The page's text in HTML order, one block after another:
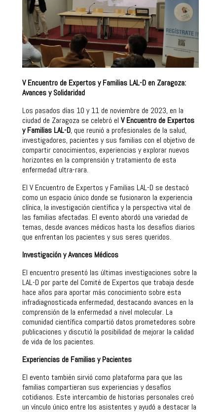
V Encuentro de Expertos y Familias LAL-D en Zaragoza:
Avances y Solidaridad
Los pasados días 10 y 11 de noviembre de 2023, en la
ciudad de Zaragoza se celebró el V Encuentro de Expertos
y Familias LAL-D, que reunió a profesionales de la salud,
investigadores, pacientes y sus familias con el objetivo de
compartir conocimientos, experiencias y explorar nuevos
horizontes en la comprensión y tratamiento de esta
enfermedad ultra-rara.
El V Encuentro de Expertos y Familias LAL-D se destacó
como un espacio único donde se fusionaron la experiencia
clínica, la investigación científica y la perspectiva vital de
las familias afectadas. El evento abordó una variedad de
temas, desde avances médicos hasta los desafíos diarios
que enfrentan los pacientes y sus seres queridos.
Investigación y Avances Médicos
El encuentro presentó las últimas investigaciones sobre la
LAL-D por parte del Comité de Expertos que trabaja desde
hace años para aportar más conocimiento sobre esta
infradiagnosticada enfermedad, destacando avances en la
comprensión de la enfermedad a nivel molecular. La
comunidad científica compartió datos prometedores sobre
publicaciones y discutió la posibilidad de mejorar la calidad
de vida de los pacientes.
Experiencias de Familias y Pacientes
El evento también sirvió como plataforma para que las
familias compartieran sus experiencias y desafíos
cotidianos. Este intercambio de historias personales creó
un vínculo único entre los asistentes y ayudó a destacar la